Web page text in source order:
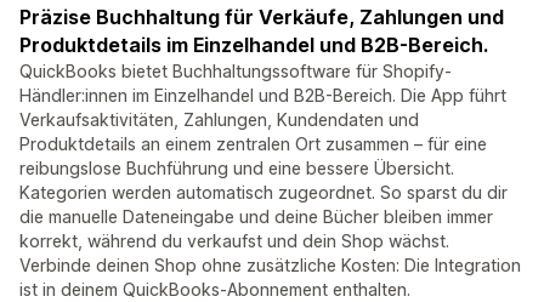
Präzise Buchhaltung für Verkäufe, Zahlungen und
Produktdetails im Einzelhandel und B2B-Bereich.
QuickBooks bietet Buchhaltungssoftware für Shopify-
Händler:innen im Einzelhandel und B2B-Bereich. Die App führt
Verkaufsaktivitäten, Zahlungen, Kundendaten und
Produktdetails an einem zentralen Ort zusammen – für eine
reibungslose Buchführung und eine bessere Übersicht.
Kategorien werden automatisch zugeordnet. So sparst du dir
die manuelle Dateneingabe und deine Bücher bleiben immer
korrekt, während du verkaufst und dein Shop wächst.
Verbinde deinen Shop ohne zusätzliche Kosten: Die Integration
ist in deinem QuickBooks-Abonnement enthalten.